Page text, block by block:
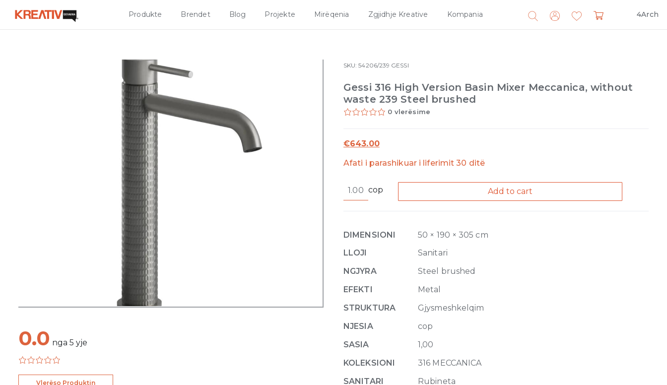
Produkte Brendet Blog Projekte Mirëqenia Zgjidhje Kreative Kompania 4Arch
Search
for:
0.0 nga 5 yje
Vlerëso Produktin
SKU:54206/239 GESSI
Gessi 316 High Version Basin Mixer Meccanica, without
waste 239 Steel brushed
0 vlerësime
€643.00
Afati i parashikuar i liferimit 30 ditë
316
Mixer
Meccanica,
waste
239
brushed
quantity
cop Add to cart
DIMENSIONI
50 × 190 × 305 cm
LLOJI
Sanitari
NGJYRA
Steel brushed
EFEKTI
Metal
STRUKTURA
Gjysmeshkelqim
NJESIA
cop
SASIA
1,00
KOLEKSIONI
316 MECCANICA
SANITARI
Rubineta